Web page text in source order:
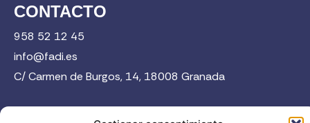
CONTACTO
958 52 12 45
info@fadi.es
C/ Carmen de Burgos, 14, 18008 Granada